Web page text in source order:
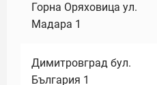
Горна Оряховица ул.
Мадара 1
Димитровград бул.
България 1